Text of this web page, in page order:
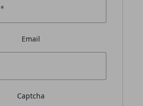
Email
Captcha